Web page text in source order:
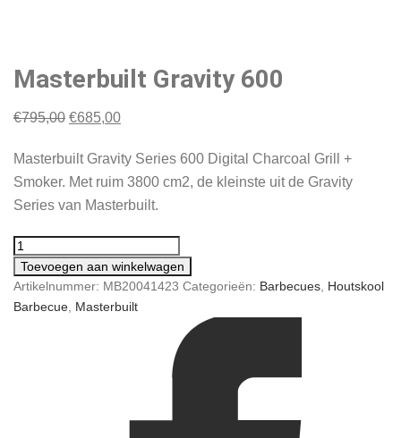
Masterbuilt Gravity 600
€795,00 Oorspronkelijke
was:
€795,00.
€685,00Huidige
is:
€685,00.
Masterbuilt Gravity Series 600 Digital Charcoal Grill +
Smoker. Met ruim 3800 cm2, de kleinste uit de Gravity
Series van Masterbuilt.
Toevoegen aan winkelwagen
Artikelnummer: MB20041423 Categorieën: Barbecues, Houtskool
Barbecue, Masterbuilt